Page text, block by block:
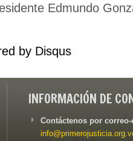
Edmundo
by Disqus
INFORMACIÓN DE
Contáctenos por